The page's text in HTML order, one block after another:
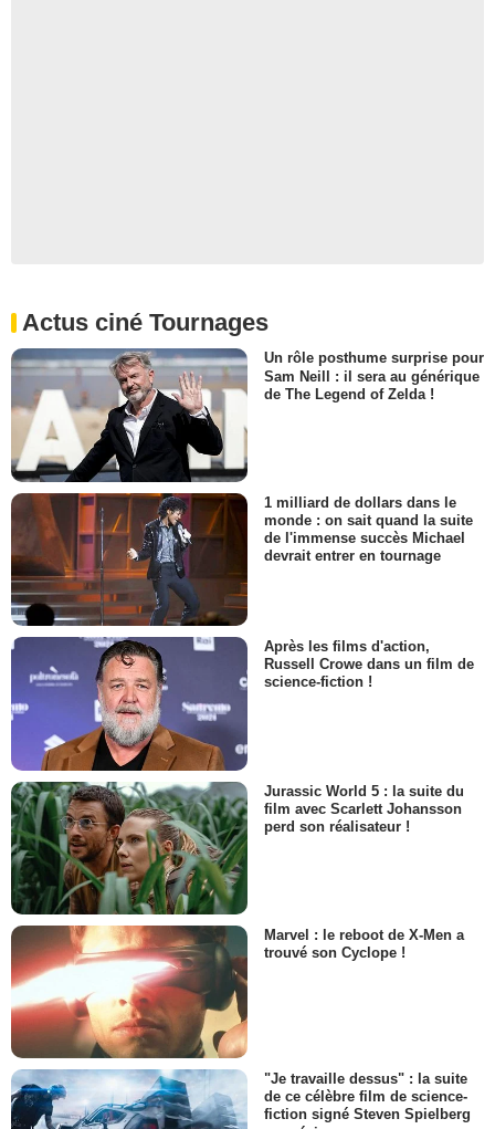
Actus ciné Tournages
Un rôle posthume surprise pour
Sam Neill : il sera au générique
de The Legend of Zelda !
1 milliard de dollars dans le
monde : on sait quand la suite
de l'immense succès Michael
devrait entrer en tournage
Après les films d'action,
Russell Crowe dans un film de
science-fiction !
Jurassic World 5 : la suite du
film avec Scarlett Johansson
perd son réalisateur !
Marvel : le reboot de X-Men a
trouvé son Cyclope !
"Je travaille dessus" : la suite
de ce célèbre film de science-
fiction signé Steven Spielberg